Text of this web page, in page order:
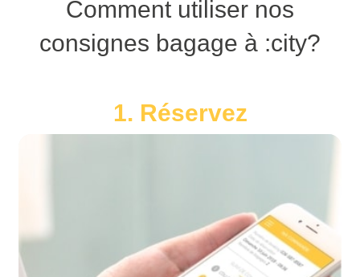
Comment utiliser nos
consignes bagage à :city?
1. Réservez